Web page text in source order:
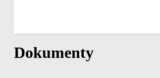
Dokumenty